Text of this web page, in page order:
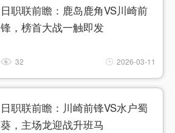
日职联前瞻：鹿岛鹿角VS川崎前
锋，榜首大战一触即发
32 2026-03-11
日职联前瞻：川崎前锋VS水户蜀
葵，主场龙迎战升班马